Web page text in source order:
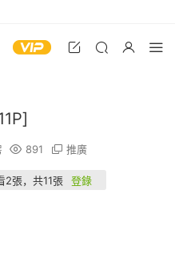
891 推廣
2張，共11張 登錄